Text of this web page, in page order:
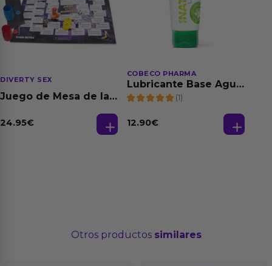
DIVERTY SEX
Juego de Mesa de las
24.95€
COBECO PHARMA
Lubricante Base Agua
100% Natural 125 ml
(1)
12.90€
Otros productos similares